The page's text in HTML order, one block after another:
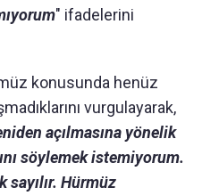
" ifadelerini
konusunda henüz
vurgulayarak,
açılmasına yönelik
söylemek istemiyorum.
sayılır. Hürmüz